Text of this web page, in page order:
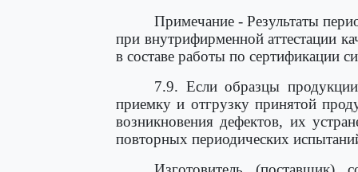
Примечание - Результаты
при внутрифирменной аттестации
в составе работы по сертификации
7.9. Если образцы
приемку и отгрузку принятой
возникновения дефектов, их
повторных периодических